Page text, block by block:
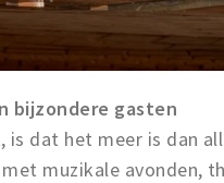
bijzondere gasten
is dat het meer is dan
muzikale avonden,